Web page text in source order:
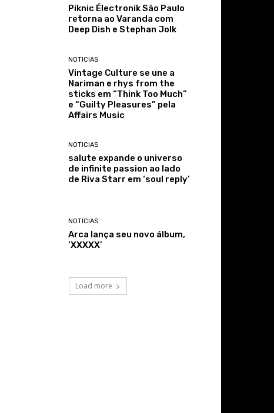
Piknic Électronik São Paulo
retorna ao Varanda com
Deep Dish e Stephan Jolk
NOTICIAS
Vintage Culture se une a
Nariman e rhys from the
sticks em “Think Too Much”
e “Guilty Pleasures” pela
Affairs Music
NOTICIAS
salute expande o universo
de infinite passion ao lado
de Riva Starr em ‘soul reply’
NOTICIAS
Arca lança seu novo álbum,
‘XXXXX’
Load more